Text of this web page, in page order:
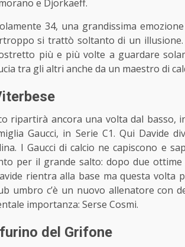
e Djorkaeff.
34, una grandissima
si trattò soltanto di un illusione.
più e più volte a guardare
tra gli altri anche da un maestro di
ripartirà ancora una volta dal basso,
Gaucci, in Serie C1. Qui Davide
I Gaucci di calcio ne capiscono e
per il grande salto: dopo due
rientra alla base ma questa volta
umbro c’è un nuovo allenatore con
importanza: Serse Cosmi.
del Grifone